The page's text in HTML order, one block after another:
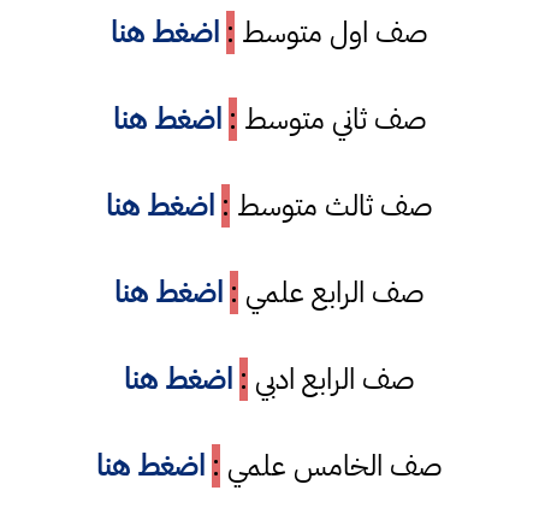
صف اول متوسط : اضغط هنا
صف ثاني متوسط : اضغط هنا
صف ثالث متوسط : اضغط هنا
صف الرابع علمي : اضغط هنا
صف الرابع ادبي : اضغط هنا
صف الخامس علمي : اضغط هنا